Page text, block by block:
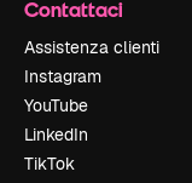
Contattaci
Assistenza clienti
Instagram
YouTube
LinkedIn
TikTok